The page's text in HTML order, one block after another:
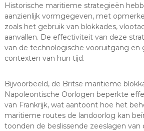
Historische maritieme strategieën
aanzienlijk vormgegeven, met
zoals het gebruik van blokkades,
aanvallen. De effectiviteit van deze
van de technologische vooruitgang en
contexten van hun tijd.
Bijvoorbeeld, de Britse maritieme
Napoleontische Oorlogen beperkte
van Frankrijk, wat aantoont hoe het
maritieme routes de landoorlog kan
toonden de beslissende zeeslagen van